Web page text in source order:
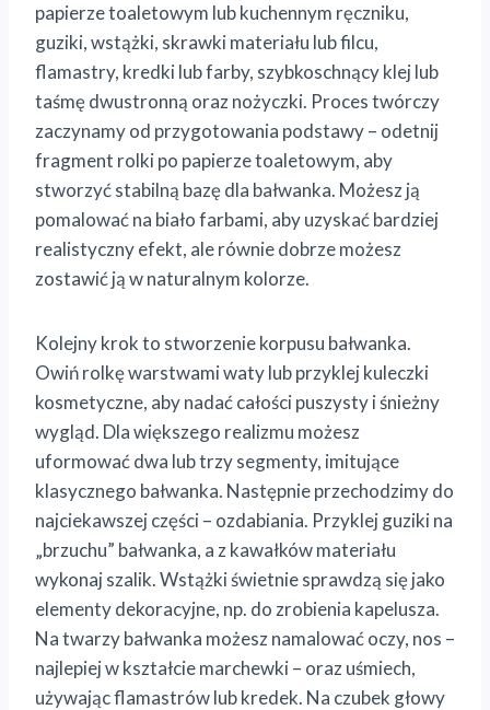
papierze toaletowym lub kuchennym ręczniku,
guziki, wstążki, skrawki materiału lub filcu,
flamastry, kredki lub farby, szybkoschnący klej lub
taśmę dwustronną oraz nożyczki. Proces twórczy
zaczynamy od przygotowania podstawy – odetnij
fragment rolki po papierze toaletowym, aby
stworzyć stabilną bazę dla bałwanka. Możesz ją
pomalować na biało farbami, aby uzyskać bardziej
realistyczny efekt, ale równie dobrze możesz
zostawić ją w naturalnym kolorze.
Kolejny krok to stworzenie korpusu bałwanka.
Owiń rolkę warstwami waty lub przyklej kuleczki
kosmetyczne, aby nadać całości puszysty i śnieżny
wygląd. Dla większego realizmu możesz
uformować dwa lub trzy segmenty, imitujące
klasycznego bałwanka. Następnie przechodzimy do
najciekawszej części – ozdabiania. Przyklej guziki na
„brzuchu” bałwanka, a z kawałków materiału
wykonaj szalik. Wstążki świetnie sprawdzą się jako
elementy dekoracyjne, np. do zrobienia kapelusza.
Na twarzy bałwanka możesz namalować oczy, nos –
najlepiej w kształcie marchewki – oraz uśmiech,
używając flamastrów lub kredek. Na czubek głowy